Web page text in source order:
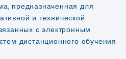
предназначенная для
и технической
с электронным
дистанционного обучения